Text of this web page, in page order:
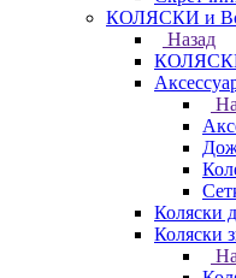
КОЛЯСКИ и
Назад
КОЛЯСКИ
Коляски
Коляски